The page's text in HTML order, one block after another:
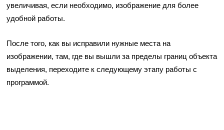
увеличивая, если необходимо, изображение для более
удобной работы.
После того, как вы исправили нужные места на
изображении, там, где вы вышли за пределы границ объекта
выделения, переходите к следующему этапу работы с
программой.